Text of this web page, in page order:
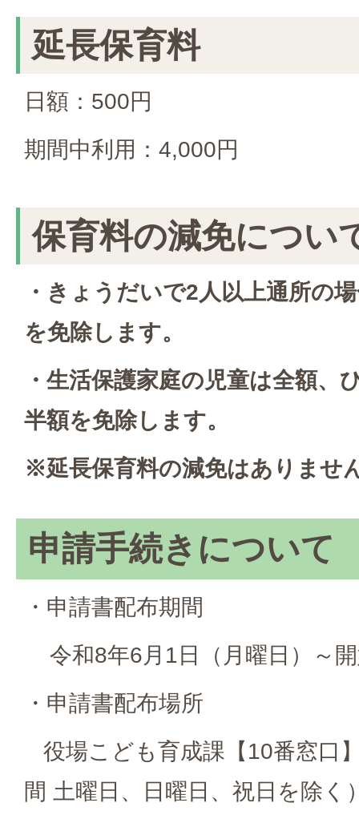
延長保育料
日額：500円
期間中利用：4,000円
保育料の減免につい
・きょうだいで2人以上通所の
を免除します。
・生活保護家庭の児童は全額、
半額を免除します。
※延長保育料の減免はありませ
申請手続きについて
・申請書配布期間
令和8年6月1日（月曜日）～
・申請書配布場所
役場こども育成課【10番窓口
間 土曜日、日曜日、祝日を除く